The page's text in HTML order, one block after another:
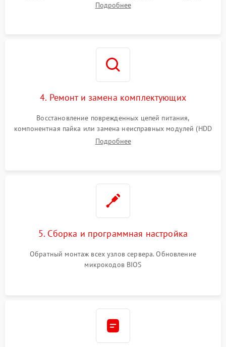
специализированными диагностическими утилитами.
Подробнее
4. Ремонт и замена комплектующих
Восстановление поврежденных цепей питания,
компонентная пайка или замена неисправных модулей (HDD
Подробнее
5. Сборка и программная настройка
Обратный монтаж всех узлов сервера. Обновление
микрокодов BIOS